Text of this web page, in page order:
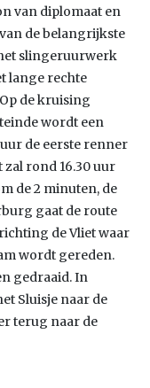
van diplomaat en
de belangrijkste
slingeruurwerk
lange rechte
de kruising
wordt een
de eerste renner
rond 16.30 uur
de 2 minuten, de
gaat de route
de Vliet waar
wordt gereden.
gedraaid. In
Sluisje naar de
terug naar de